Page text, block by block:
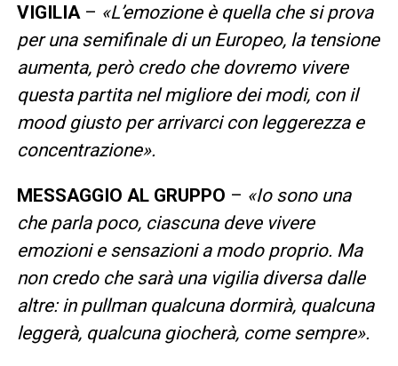
VIGILIA– «L’emozione è quella che si prova
per una semifinale di un Europeo, la tensione
aumenta, però credo che dovremo vivere
questa partita nel migliore dei modi, con il
mood giusto per arrivarci con leggerezza e
concentrazione».
MESSAGGIO AL GRUPPO – «Io sono una
che parla poco, ciascuna deve vivere
emozioni e sensazioni a modo proprio. Ma
non credo che sarà una vigilia diversa dalle
altre: in pullman qualcuna dormirà, qualcuna
leggerà, qualcuna giocherà, come sempre».